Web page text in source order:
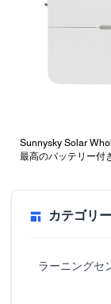
Sunnysky Solar
最高のバッテリー付
カテゴリー
ラーニングセ